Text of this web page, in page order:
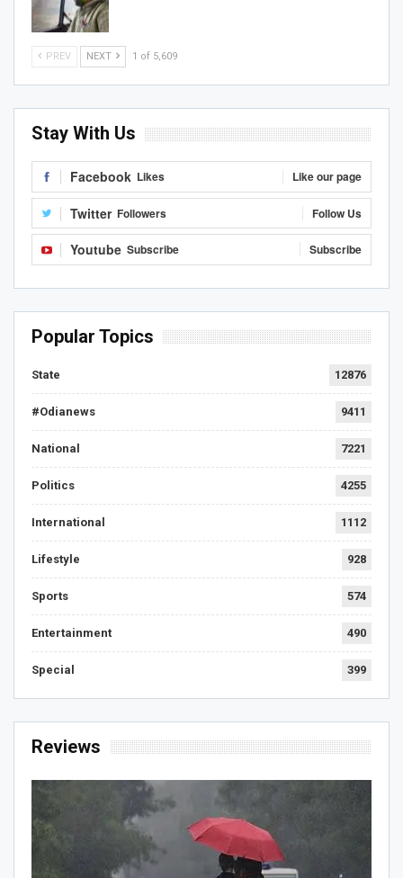
PREV NEXT 1 of 5,609
Stay With Us
Facebook Likes Like our page
Twitter Followers Follow Us
Youtube Subscribe Subscribe
Popular Topics
State 12876
#Odianews 9411
National 7221
Politics 4255
International 1112
Lifestyle 928
Sports 574
Entertainment 490
Special 399
Reviews